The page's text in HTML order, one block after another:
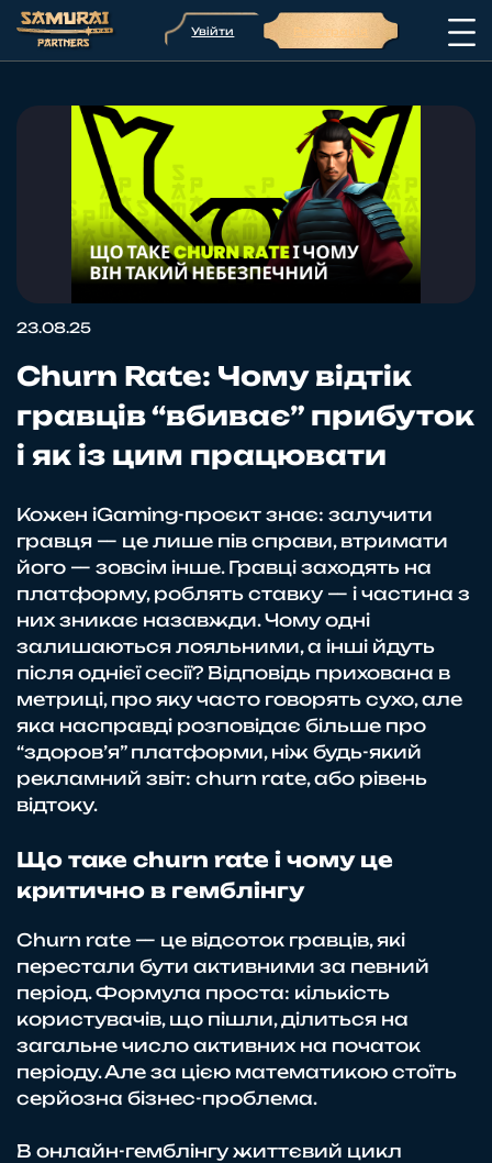
Увійти Реєстрація
23.08.25
Churn Rate: Чому відтік
гравців “вбиває” прибуток
і як із цим працювати
Кожен iGaming-проєкт знає: залучити
гравця — це лише пів справи, втримати
його — зовсім інше. Гравці заходять на
платформу, роблять ставку — і частина з
них зникає назавжди. Чому одні
залишаються лояльними, а інші йдуть
після однієї сесії? Відповідь прихована в
метриці, про яку часто говорять сухо, але
яка насправді розповідає більше про
“здоров’я” платформи, ніж будь-який
рекламний звіт: churn rate, або рівень
відтоку.
Що таке churn rate і чому це
критично в гемблінгу
Churn rate — це відсоток гравців, які
перестали бути активними за певний
період. Формула проста: кількість
користувачів, що пішли, ділиться на
загальне число активних на початок
періоду. Але за цією математикою стоїть
серйозна бізнес-проблема.
В онлайн-гемблінгу життєвий цикл